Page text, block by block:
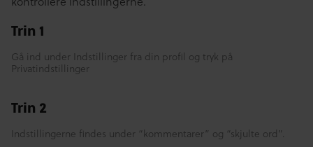
Trin 1
Gå ind under Indstillinger fra din profil og tryk på
Privatindstillinger
Trin 2
Indstillingerne findes under “kommentarer” og “skjulte ord”.